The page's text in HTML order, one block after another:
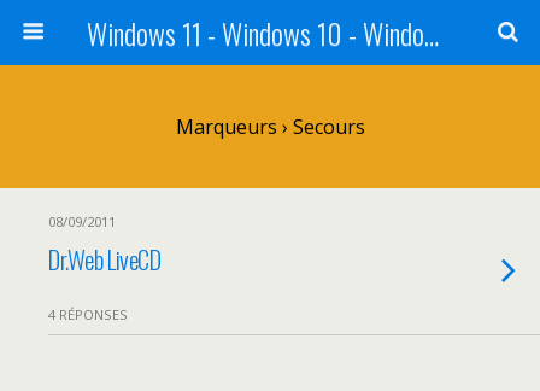
Windows 11 - Windows 10 - Windows 8 - Windows 7 - VISTA
Marqueurs › Secours
08/09/2011
Dr.Web LiveCD
4 RÉPONSES